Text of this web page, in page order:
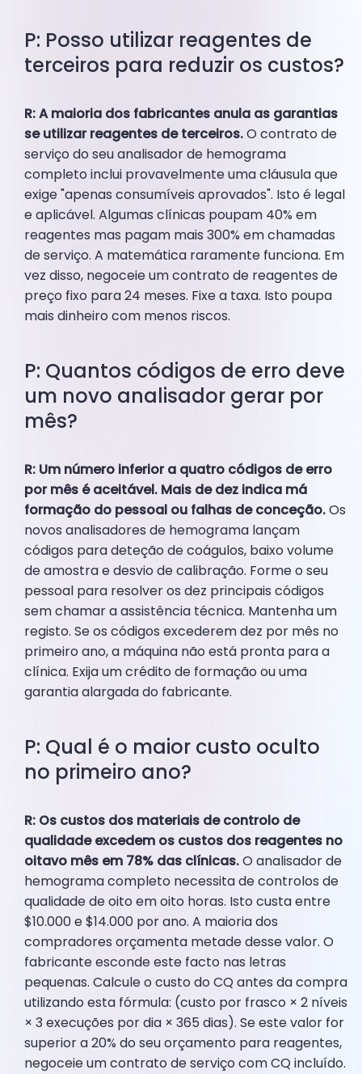
P: Posso utilizar reagentes de
terceiros para reduzir os custos?
R: A maioria dos fabricantes anula as garantias
se utilizar reagentes de terceiros.O contrato de
serviço do seu analisador de hemograma
completo inclui provavelmente uma cláusula que
exige "apenas consumíveis aprovados". Isto é legal
e aplicável. Algumas clínicas poupam 40% em
reagentes mas pagam mais 300% em chamadas
de serviço. A matemática raramente funciona. Em
vez disso, negoceie um contrato de reagentes de
preço fixo para 24 meses. Fixe a taxa. Isto poupa
mais dinheiro com menos riscos.
P: Quantos códigos de erro deve
um novo analisador gerar por
mês?
R: Um número inferior a quatro códigos de erro
por mês é aceitável. Mais de dez indica má
formação do pessoal ou falhas de conceção.Os
novos analisadores de hemograma lançam
códigos para deteção de coágulos, baixo volume
de amostra e desvio de calibração. Forme o seu
pessoal para resolver os dez principais códigos
sem chamar a assistência técnica. Mantenha um
registo. Se os códigos excederem dez por mês no
primeiro ano, a máquina não está pronta para a
clínica. Exija um crédito de formação ou uma
garantia alargada do fabricante.
P: Qual é o maior custo oculto
no primeiro ano?
R: Os custos dos materiais de controlo de
qualidade excedem os custos dos reagentes no
oitavo mês em 78% das clínicas.O analisador de
hemograma completo necessita de controlos de
qualidade de oito em oito horas. Isto custa entre
$10.000 e $14.000 por ano. A maioria dos
compradores orçamenta metade desse valor. O
fabricante esconde este facto nas letras
pequenas. Calcule o custo do CQ antes da compra
utilizando esta fórmula: (custo por frasco × 2 níveis
× 3 execuções por dia × 365 dias). Se este valor for
superior a 20% do seu orçamento para reagentes,
negoceie um contrato de serviço com CQ incluído.